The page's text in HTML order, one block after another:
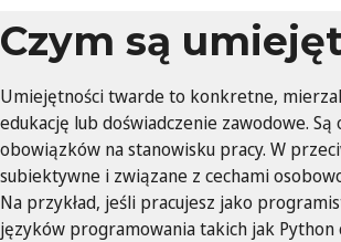
Czym są
Umiejętności twarde to konkretne,
edukację lub doświadczenie zawodowe.
obowiązków na stanowisku pracy. W
subiektywne i związane z cechami
Na przykład, jeśli pracujesz jako
języków programowania takich jak Python